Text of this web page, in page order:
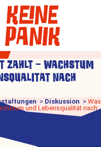
ZÄHLT – WACHSTUM
NACH
> Diskussion > Was
und Lebensqualität nach